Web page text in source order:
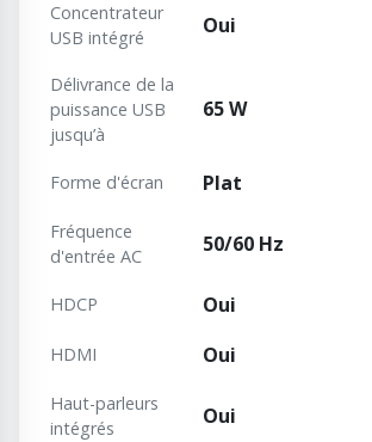
Concentrateur
USB intégré
Oui
Délivrance de la
puissance USB
jusqu’à
65 W
Forme d'écran Plat
Fréquence
d'entrée AC
50/60 Hz
HDCP Oui
HDMI Oui
Haut-parleurs
intégrés
Oui